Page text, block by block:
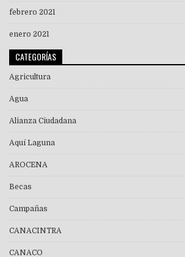
febrero 2021
enero 2021
CATEGORÍAS
Agricultura
Agua
Alianza Ciudadana
Aquí Laguna
AROCENA
Becas
Campañas
CANACINTRA
CANACO